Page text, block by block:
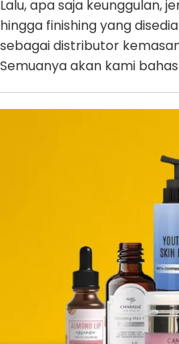
Lalu, apa saja keunggulan,
hingga finishing yang
sebagai distributor
Semuanya akan kami